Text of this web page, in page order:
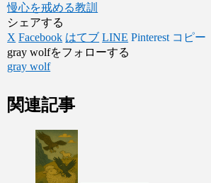
慢心を戒める教訓
シェアする
X Facebook はてブ LINE Pinterest コピー
gray wolfをフォローする
gray wolf
関連記事